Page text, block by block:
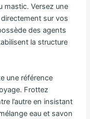
mastic. Versez une
sur vos
des agents
la structure
une référence
Frottez
l’autre en insistant
eau et savon